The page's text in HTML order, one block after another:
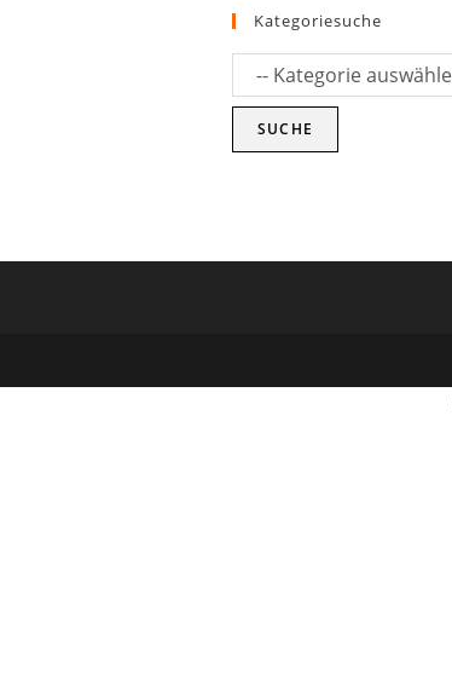
Kategoriesuche
SUCHE